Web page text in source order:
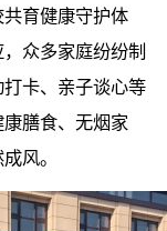
育健康守护体
众多家庭纷纷制
卡、亲子谈心等
膳食、无烟家
风。